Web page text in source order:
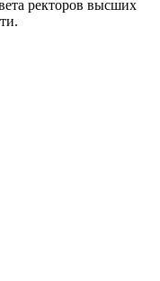
ректоров высших